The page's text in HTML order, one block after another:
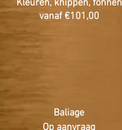
Kleuren, knippen,föhnen
vanaf €101,00
Baliage
Op aanvraag